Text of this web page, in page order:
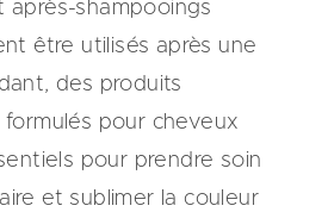
après-shampooings
être utilisés après une
des produits
pour cheveux
pour prendre soin
et sublimer la couleur